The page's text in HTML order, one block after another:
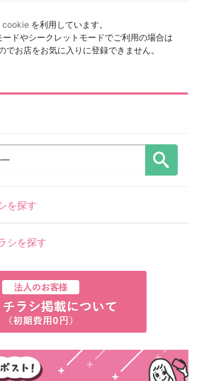
cookie を利用しています。
ドやシークレットモードでご利用の場合は
お店をお気に入りに登録できません。
を探す
シを探す